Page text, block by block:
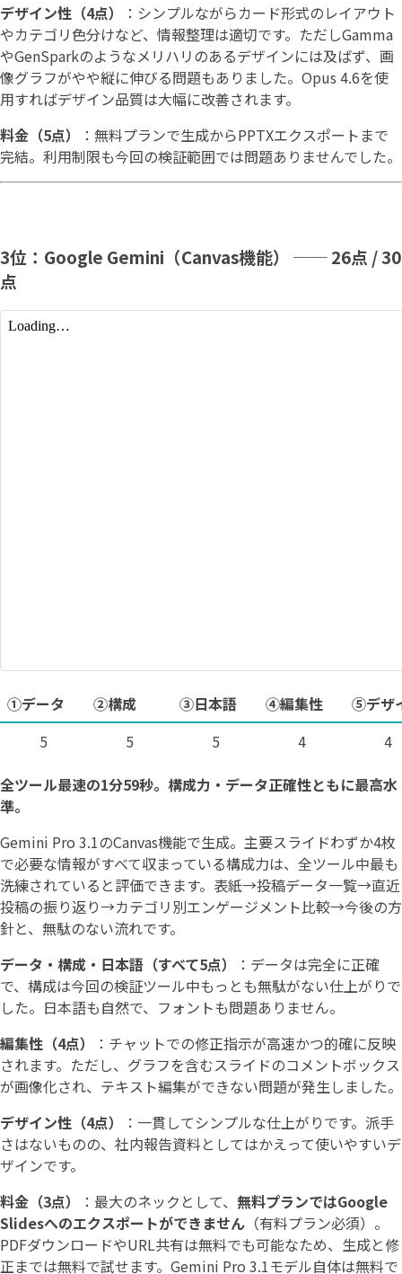
デザイン性（4点）
：シンプルながらカード形式のレイアウト
やカテゴリ色分けなど、情報整理は適切です。ただしGamma
やGenSparkのようなメリハリのあるデザインには及ばず、画
像グラフがやや縦に伸びる問題もありました。Opus 4.6を使
用すればデザイン品質は大幅に改善されます。
料金（5点）
：無料プランで生成からPPTXエクスポートまで
完結。利用制限も今回の検証範囲では問題ありませんでした。
3位：Google Gemini（Canvas機能） ── 26点 / 30
点
①データ ②構成 ③日本語 ④編集性
⑤デザ
5
5 5 4
4
全ツール最速の1分59秒。構成力・データ正確性ともに最高水
準。
Gemini Pro 3.1のCanvas機能で生成。主要スライドわずか4枚
で必要な情報がすべて収まっている構成力は、全ツール中最も
洗練されていると評価できます。表紙→投稿データ一覧→直近
投稿の振り返り→カテゴリ別エンゲージメント比較→今後の方
針と、無駄のない流れです。
データ・構成・日本語（すべて5点）
：データは完全に正確
で、構成は今回の検証ツール中もっとも無駄がない仕上がりで
した。日本語も自然で、フォントも問題ありません。
編集性（4点）
：チャットでの修正指示が高速かつ的確に反映
されます。ただし、グラフを含むスライドのコメントボックス
が画像化され、テキスト編集ができない問題が発生しました。
デザイン性（4点）
：一貫してシンプルな仕上がりです。派手
さはないものの、社内報告資料としてはかえって使いやすいデ
ザインです。
料金（3点）
：最大のネックとして、 無料プランではGoogle
Slidesへのエクスポートができません （有料プラン必須）。
PDFダウンロードやURL共有は無料でも可能なため、生成と修
正までは無料で試せます。Gemini Pro 3.1モデル自体は無料で